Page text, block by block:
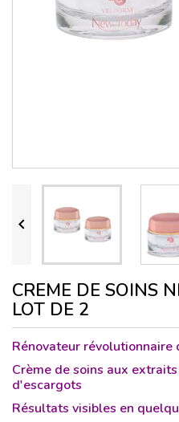

CREME DE SOINS
LOT DE 2
Rénovateur révolutionnaire
Crème de soins aux
d'escargots
Résultats visibles en